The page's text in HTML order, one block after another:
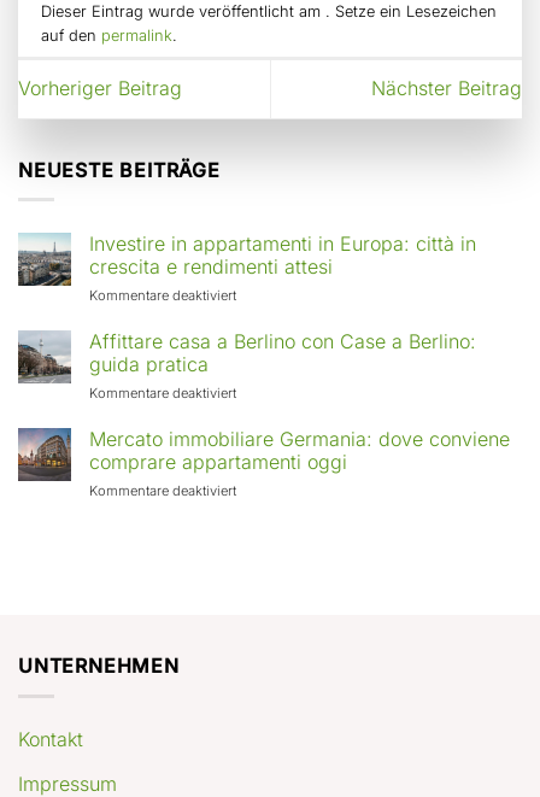
Dieser Eintrag wurde veröffentlicht am . Setze ein Lesezeichen
auf den permalink.
Vorheriger Beitrag Nächster Beitrag
NEUESTE BEITRÄGE
Investire in appartamenti in Europa: città in
crescita e rendimenti attesi
Kommentare deaktiviertfür
in
Europa:
in
crescita
rendimenti
Affittare casa a Berlino con Case a Berlino:
guida pratica
Kommentare deaktiviertfür
casa
a
Berlino
con
Mercato immobiliare Germania: dove conviene
comprare appartamenti oggi
Kommentare deaktiviertfür
UNTERNEHMEN
Kontakt
Impressum